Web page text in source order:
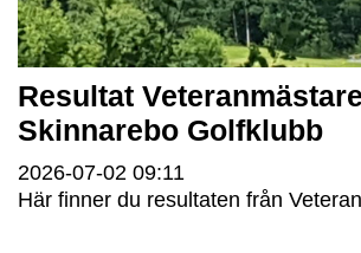
Resultat
Skinnarebo Golfklubb
2026-07-02 09:11
Här finner du resultaten från